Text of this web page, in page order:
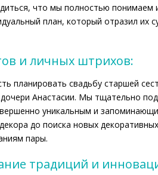
что мы полностью понимаем
план, который отразил их
и личных штрихов:
планировать свадьбу старшей
Анастасии. Мы тщательно
уникальным и
до поиска новых
пары.
традиций и